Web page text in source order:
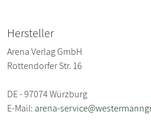
Hersteller
Arena Verlag GmbH
Rottendorfer Str. 16
DE - 97074 Würzburg
E-Mail: arena-